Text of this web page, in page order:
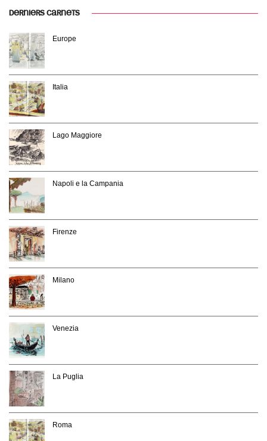
DERNIERS CARNETS
Europe
Italia
Lago Maggiore
Napoli e la Campania
Firenze
Milano
Venezia
La Puglia
Roma